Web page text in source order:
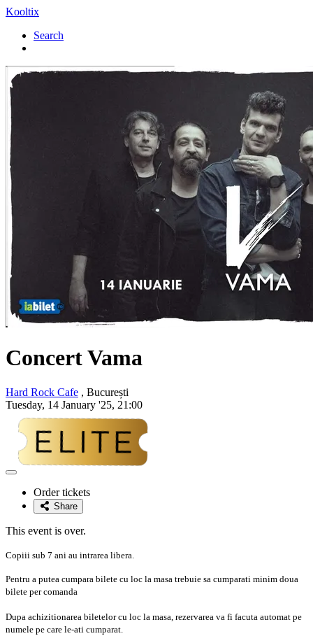
Kooltix
Search
Concert Vama
Hard Rock Cafe , București
Tuesday, 14 January '25, 21:00
Adaugă
favoriteOrder tickets
Share
This event is over.
Copiii sub 7 ani au intrarea libera.
Pentru a putea cumpara bilete cu loc la masa trebuie sa cumparati minim doua
bilete per comanda
Dupa achizitionarea biletelor cu loc la masa, rezervarea va fi facuta automat pe
numele pe care le-ati cumparat.